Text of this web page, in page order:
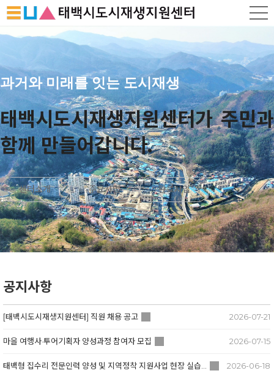
과거와 미래를 잇는 도시재생
태백시도시재생지원센터가 주민과
함께 만들어갑니다.
센터소개 주요사업 완료사업
공지사항
[태백시도시재생지원센터] 직원 채용 공고 2026-07-21
마을 여행사·투어기획자 양성과정 참여자 모집 2026-07-15
태백형 집수리 전문인력 양성 및 지역정착 지원사업 현장 실습 대상 가구 모집 2026-06-18